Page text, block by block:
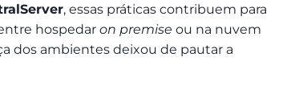
, essas práticas contribuem para
hospedar on premise ou na nuvem
dos ambientes deixou de pautar a